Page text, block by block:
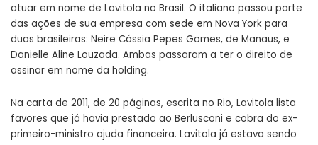
atuar em nome de Lavitola no Brasil. O italiano passou parte
das ações de sua empresa com sede em Nova York para
duas brasileiras: Neire Cássia Pepes Gomes, de Manaus, e
Danielle Aline Louzada. Ambas passaram a ter o direito de
assinar em nome da holding.
Na carta de 2011, de 20 páginas, escrita no Rio, Lavitola lista
favores que já havia prestado ao Berlusconi e cobra do ex-
primeiro-ministro ajuda financeira. Lavitola já estava sendo